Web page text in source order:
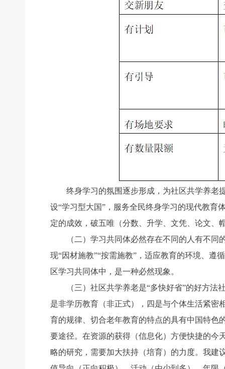
终身学习的氛围逐步形成，为社区共学养老提
设“学习型大国”，服务全民终身学习的现代教育
定的成效，破五唯（分数、升学、文凭、论文、
（二）学习共同体必然存在不同的人有不同的
现“因材施教”“按需施教”，适应教育的环境、遵
区学习共同体中，是一种必然现象。
（三）社区共学养老是“多快好省”的好方法社
是非学历教育（非正式），四是与个体生活紧密
育的规律、切合老年教育的特点的具有中国特色
要途径。在资源的获得（信息化）方便快捷的今
略的研究，需要加大扶持（培育）的力度。我建